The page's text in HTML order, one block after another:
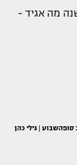
מה אגיד -
סופהשבוע גילי כהן